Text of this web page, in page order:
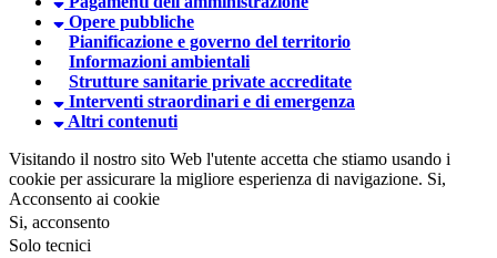
Opere pubbliche
Pianificazione e governo del territorio
Informazioni ambientali
Strutture sanitarie private accreditate
Interventi straordinari e di emergenza
Altri contenuti
Visitando il nostro sito Web l'utente accetta che stiamo usando i
cookie per assicurare la migliore esperienza di navigazione. Si,
Acconsento ai cookie
Si, acconsento
Solo tecnici